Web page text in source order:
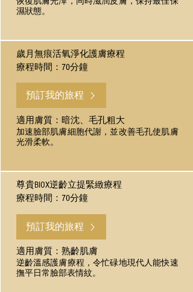
濕狀態。
歲月無痕活氧淨化護膚療程
療程時間：70分鐘
適用膚質：暗沈、毛孔粗大
加速臉部肌膚細胞代謝，並改善毛孔使肌膚
光滑柔軟。
尊貴BIOX逆齡立提緊緻療程
療程時間：70分鐘
適用膚質：熟齡肌膚
逆齡溫感護膚療程，令忙碌地現代人能快速
撫平日常臉部表情紋。
預訂我的旅程
預訂我的旅程